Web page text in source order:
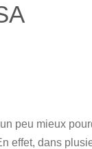
peu mieux
effet, dans